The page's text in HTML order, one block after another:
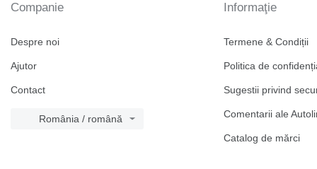
Companie
Despre noi
Ajutor
Contact
România / română
Informaţie
Termene & Condiții
Politica de
Sugestii privind
Comentarii ale
Catalog de mărcі